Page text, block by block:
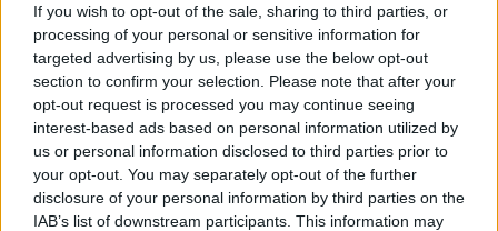
If you wish to opt-out of the sale, sharing to third parties, or
processing of your personal or sensitive information for
targeted advertising by us, please use the below opt-out
section to confirm your selection. Please note that after your
opt-out request is processed you may continue seeing
interest-based ads based on personal information utilized by
us or personal information disclosed to third parties prior to
your opt-out. You may separately opt-out of the further
disclosure of your personal information by third parties on the
IAB’s list of downstream participants. This information may